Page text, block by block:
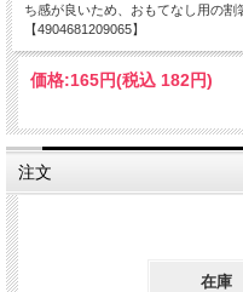
ち感が良いため、おもてなし用の
【4904681209065】
価格:165円(税込 182円)
注文
在庫